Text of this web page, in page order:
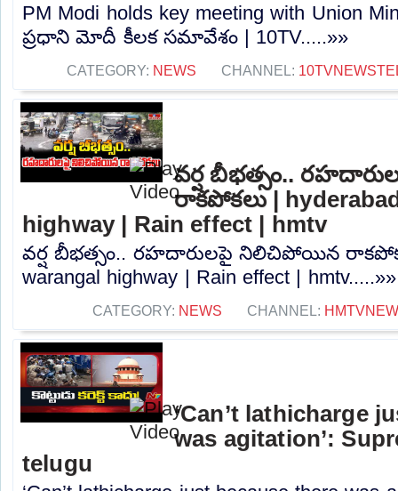
PM Modi holds key meeting with Union
ప్రధాని మోదీ కీలక సమావేశం | 10TV.....»»
CATEGORY: NEWS CHANNEL:
వర్ష బీభత్సం..
రాకపోకలు |
highway | Rain effect | hmtv
వర్ష బీభత్సం.. రహదారులపై నిలిచిపోయిన
warangal highway | Rain effect | hmtv.....»»
CATEGORY: NEWS CHANNEL:
‘Can’t lathicharge
was agitation’:
telugu